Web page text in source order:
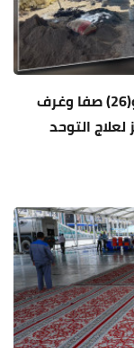
بمساحة (20,000م2) يضم مدينة تخيلية و(26) صفا وغرف
التوحد